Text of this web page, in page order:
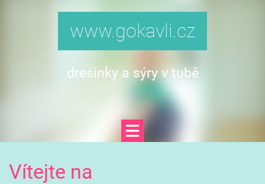
www.gokavli.cz
dresinky a sýry v tubě
Vítejte na